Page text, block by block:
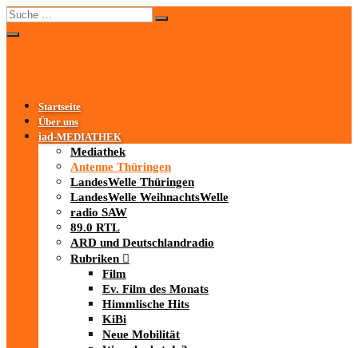
Startseite
Über uns
iad-MEDIATHEK
Mediathek
Antenne Thüringen
LandesWelle Thüringen
LandesWelle WeihnachtsWelle
radio SAW
89.0 RTL
ARD und Deutschlandradio
Rubriken
Film
Ev. Film des Monats
Himmlische Hits
KiBi
Neue Mobilität